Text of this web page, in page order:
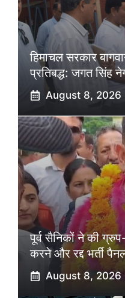
हिमाचल सरकार
प्रतिबद्ध: जगत सिंह
August 8, 2026
पूर्व सैनिकों ने की
करने और रद्द भर्ती
August 8, 2026